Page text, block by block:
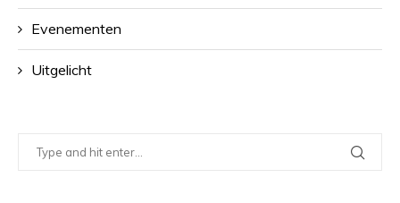
Evenementen
Uitgelicht